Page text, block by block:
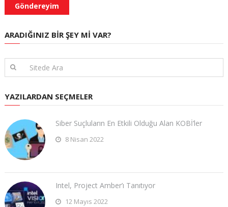
ARADIĞINIZ BIR ŞEY MI VAR?
YAZILARDAN SEÇMELER
Siber Suçluların En Etkili Olduğu Alan KOBİ’ler
8 Nisan 2022
Intel, Project Amber’ı Tanıtıyor
12 Mayıs 2022